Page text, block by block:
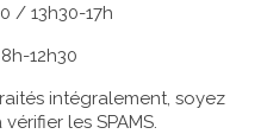
/ 13h30-17h
12h30
intégralement, soyez
les SPAMS.